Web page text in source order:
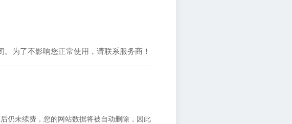
为了不影响您正常使用，请联系服务商！
仍未续费，您的网站数据将被自动删除，因此